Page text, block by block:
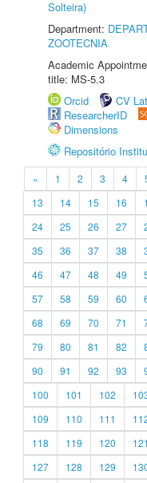
Solteira)
Department:
ZOOTECNIA
Academic
title: MS-5.3
Orcid
CV
ResearcherID
Dimensions
Repositório
« 1 2 3 4
13
14 15 16
24
25 26 27
35
36 37 38
46
47 48 49
57
58 59 60
68
69 70 71
79
80 81 82
90
91 92 93
100
101 102
109
110 111
118
119 120 121
127
128 129